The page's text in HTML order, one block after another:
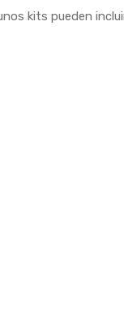
kits pueden